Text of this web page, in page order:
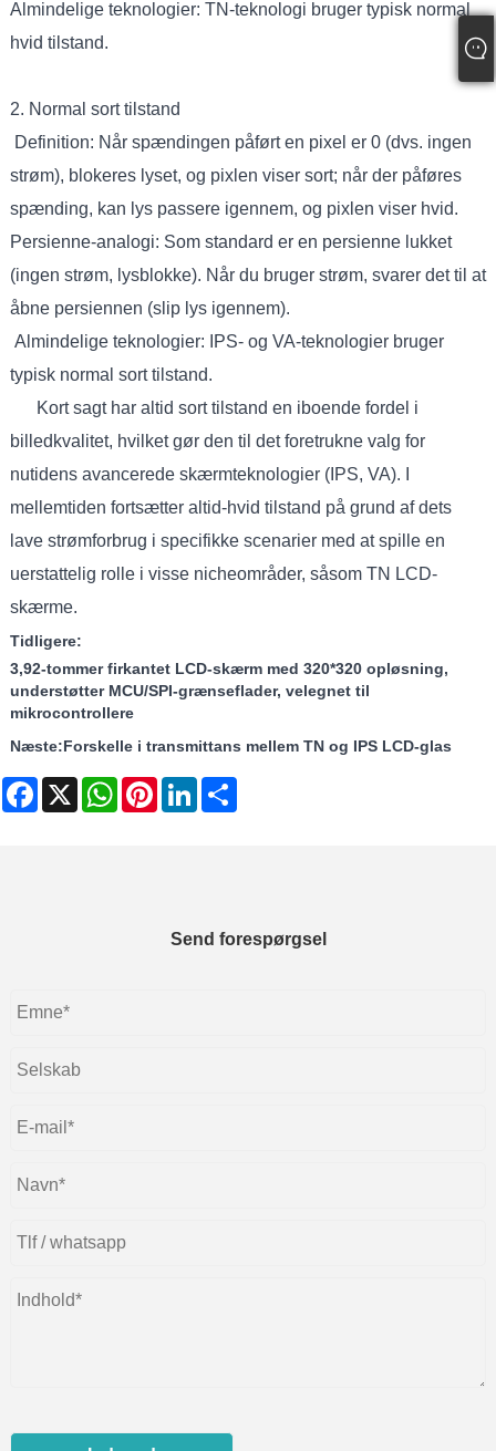
Almindelige teknologier: TN-teknologi bruger typisk normal
hvid tilstand.
2. Normal sort tilstand
Definition: Når spændingen påført en pixel er 0 (dvs. ingen
strøm), blokeres lyset, og pixlen viser sort; når der påføres
spænding, kan lys passere igennem, og pixlen viser hvid.
Persienne-analogi: Som standard er en persienne lukket
(ingen strøm, lysblokke). Når du bruger strøm, svarer det til at
åbne persiennen (slip lys igennem).
Almindelige teknologier: IPS- og VA-teknologier bruger
typisk normal sort tilstand.
Kort sagt har altid sort tilstand en iboende fordel i
billedkvalitet, hvilket gør den til det foretrukne valg for
nutidens avancerede skærmteknologier (IPS, VA). I
mellemtiden fortsætter altid-hvid tilstand på grund af dets
lave strømforbrug i specifikke scenarier med at spille en
uerstattelig rolle i visse nicheområder, såsom TN LCD-
skærme.
Tidligere:
3,92-tommer firkantet LCD-skærm med 320*320 opløsning,
understøtter MCU/SPI-grænseflader, velegnet til
mikrocontrollere
Næste:Forskelle i transmittans mellem TN og IPS LCD-glas
Facebook
X WhatsAppPinterestLinkedIn
Send forespørgsel